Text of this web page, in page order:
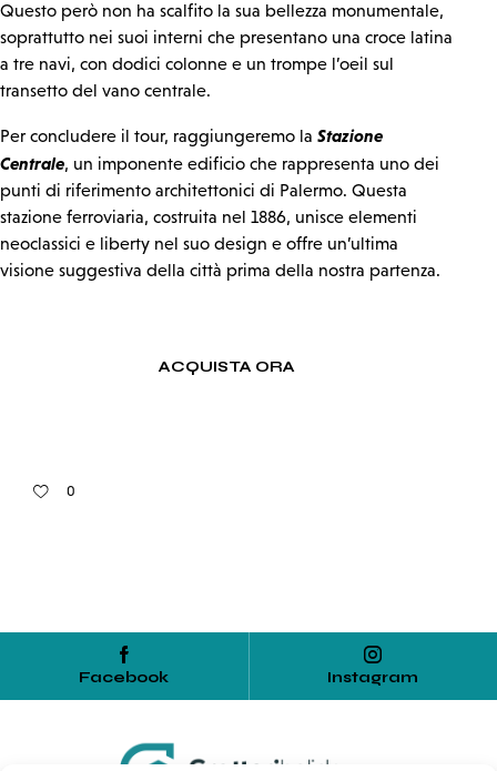
Questo però non ha scalfito la sua bellezza monumentale,
soprattutto nei suoi interni che presentano una croce latina
a tre navi, con dodici colonne e un trompe l’oeil sul
transetto del vano centrale.
Per concludere il tour, raggiungeremo la Stazione
Centrale, un imponente edificio che rappresenta uno dei
punti di riferimento architettonici di Palermo. Questa
stazione ferroviaria, costruita nel 1886, unisce elementi
neoclassici e liberty nel suo design e offre un’ultima
visione suggestiva della città prima della nostra partenza.
ACQUISTA ORA
0
Facebook Instagram